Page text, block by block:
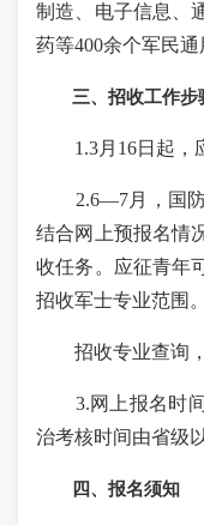
制造、电子信息、
药等400余个军民通
三、招收工作步
1.3月16日起，应
2.6—7月，国防
结合网上预报名情
收任务。应征青年
招收军士专业范围。
招收专业查询，
3.网上报名时间
治考核时间由省级
四、报名须知